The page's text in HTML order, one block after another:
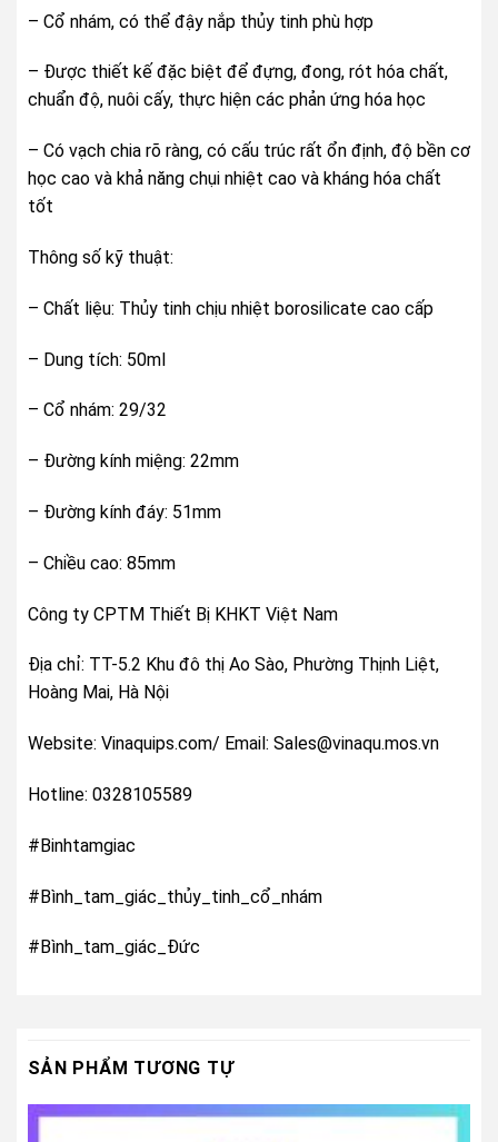
– Cổ nhám, có thể đậy nắp thủy tinh phù hợp
– Được thiết kế đặc biệt để đựng, đong, rót hóa chất,
chuẩn độ, nuôi cấy, thực hiện các phản ứng hóa học
– Có vạch chia rõ ràng, có cấu trúc rất ổn định, độ bền cơ
học cao và khả năng chụi nhiệt cao và kháng hóa chất
tốt
Thông số kỹ thuật:
– Chất liệu: Thủy tinh chịu nhiệt borosilicate cao cấp
– Dung tích: 50ml
– Cổ nhám: 29/32
– Đường kính miệng: 22mm
– Đường kính đáy: 51mm
– Chiều cao: 85mm
Công ty CPTM Thiết Bị KHKT Việt Nam
Địa chỉ: TT-5.2 Khu đô thị Ao Sào, Phường Thịnh Liệt,
Hoàng Mai, Hà Nội
Website: Vinaquips.com/ Email: Sales@vinaqu.mos.vn
Hotline: 0328105589
#Binhtamgiac
#Bình_tam_giác_thủy_tinh_cổ_nhám
#Bình_tam_giác_Đức
SẢN PHẨM TƯƠNG TỰ